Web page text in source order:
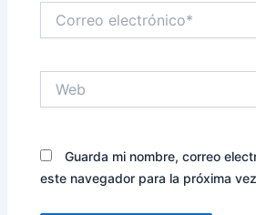
electrónico*
Guarda mi nombre, correo
este navegador para la próxima